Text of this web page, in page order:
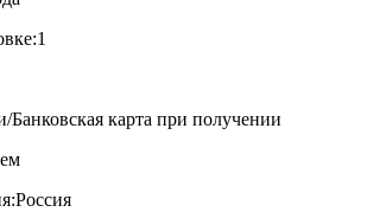
1
карта при получении
Россия